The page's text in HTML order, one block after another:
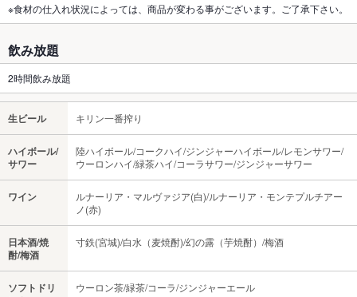
※食材の仕入れ状況によっては、商品が変わる事がございます。ご了承下さい。
飲み放題
2時間飲み放題
生ビール キリン一番搾り
ハイボール/
サワー
陸ハイボール/コークハイ/ジンジャーハイボール/レモンサワー/
ウーロンハイ/緑茶ハイ/コーラサワー/ジンジャーサワー
ワイン
ルナーリア・マルヴァジア(白)/ルナーリア・モンテプルチアー
ノ(赤)
日本酒/焼
酎/梅酒
寸鉄(宮城)/白水（麦焼酎)/幻の露（芋焼酎）/梅酒
ソフトドリ
ウーロン茶/緑茶/コーラ/ジンジャーエール